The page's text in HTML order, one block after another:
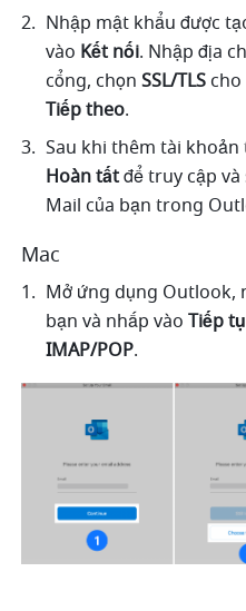
Nhập mật khẩu được
vào Kết nối. Nhập địa
cổng, chọn SSL/TLS cho
Tiếp theo.
Hoàn tất để truy cập
Mail của bạn trong
Mac
Mở ứng dụng Outlook,
bạn và nhấp vào Tiếp
IMAP/POP.